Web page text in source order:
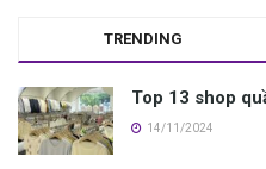
TRENDING
Top 13 shop
14/11/2024